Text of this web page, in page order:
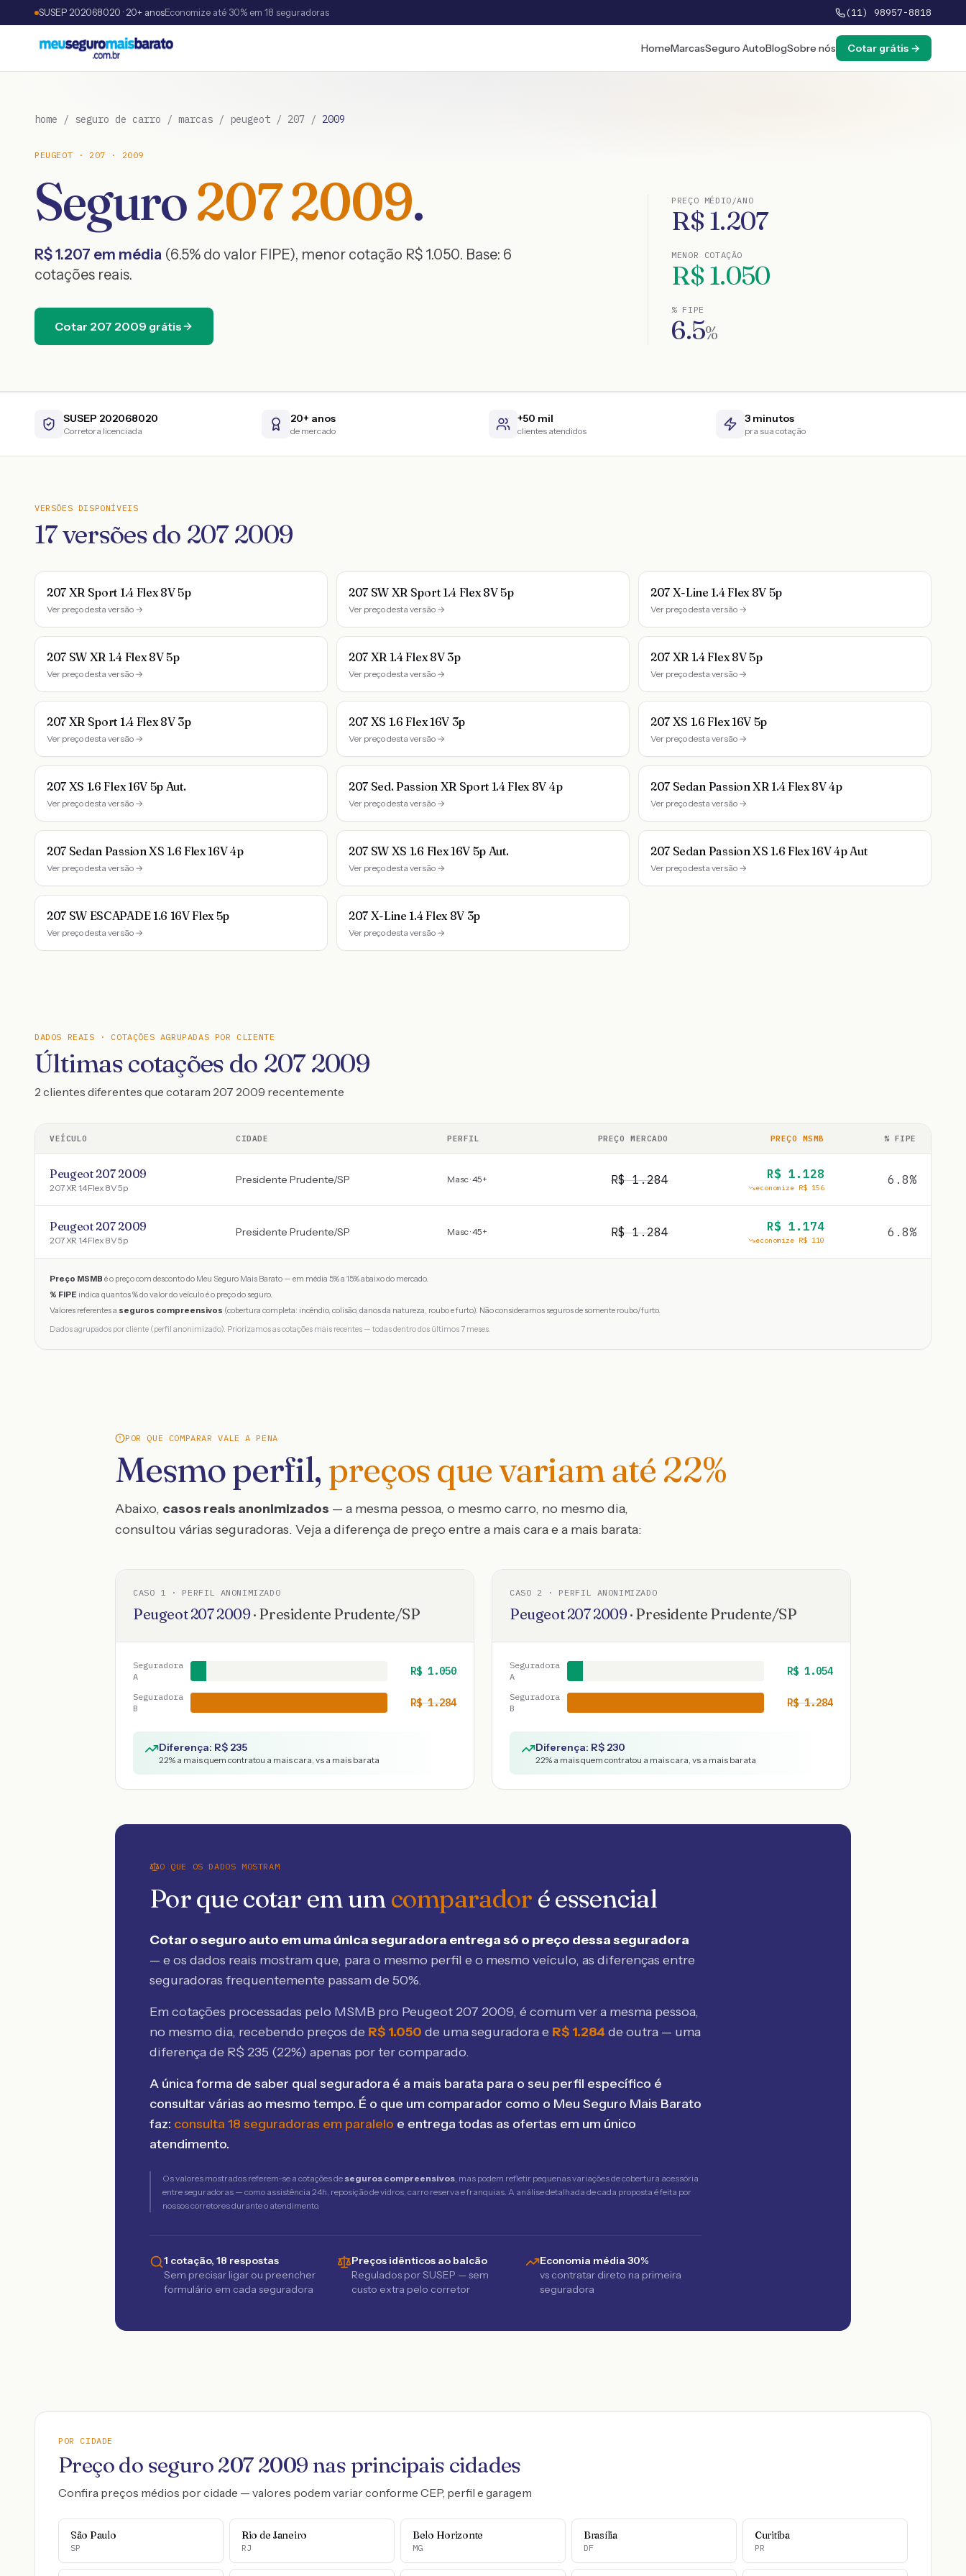
SUSEP 202068020 · 20+ anosEconomize até 30% em 18 seguradoras (11) 98957-8818
HomeMarcasSeguro AutoBlogSobre nós Cotar grátis →
home / seguro de carro / marcas / peugeot / 207 / 2009
PEUGEOT · 207 · 2009
Seguro2072009.
R$1.207 em média (6.5% do valor FIPE), menor cotação R$ 1.050. Base: 6
cotações reais.
Cotar 207 2009 grátis
PREÇO MÉDIO/ANO
R$ 1.207
MENOR COTAÇÃO
R$ 1.050
% FIPE
6.5%
SUSEP 202068020
Corretora licenciada
20+ anos
de mercado
+50 mil
clientes atendidos
3 minutos
pra sua cotação
VERSÕES DISPONÍVEIS
17versões do 207 2009
207 XR Sport 1.4 Flex 8V 5p
Ver preço desta versão →
207 SW XR Sport 1.4 Flex 8V 5p
Ver preço desta versão →
207 X-Line 1.4 Flex 8V 5p
Ver preço desta versão →
207 SW XR 1.4 Flex 8V 5p
Ver preço desta versão →
207 XR 1.4 Flex 8V 3p
Ver preço desta versão →
207 XR 1.4 Flex 8V 5p
Ver preço desta versão →
207 XR Sport 1.4 Flex 8V 3p
Ver preço desta versão →
207 XS 1.6 Flex 16V 3p
Ver preço desta versão →
207 XS 1.6 Flex 16V 5p
Ver preço desta versão →
207 XS 1.6 Flex 16V 5p Aut.
Ver preço desta versão →
207 Sed. Passion XR Sport 1.4 Flex 8V 4p
Ver preço desta versão →
207 Sedan Passion XR 1.4 Flex 8V 4p
Ver preço desta versão →
207 Sedan Passion XS 1.6 Flex 16V 4p
Ver preço desta versão →
207 SW XS 1.6 Flex 16V 5p Aut.
Ver preço desta versão →
207 Sedan Passion XS 1.6 Flex 16V 4p Aut
Ver preço desta versão →
207 SW ESCAPADE 1.6 16V Flex 5p
Ver preço desta versão →
207 X-Line 1.4 Flex 8V 3p
Ver preço desta versão →
DADOS REAIS · COTAÇÕES AGRUPADAS POR CLIENTE
Últimas cotações do 207 2009
2 clientes diferentes que cotaram 207 2009 recentemente
VEÍCULO CIDADE PERFIL PREÇO MERCADO PREÇO MSMB % FIPE
Peugeot 207 2009
207 XR 1.4 Flex 8V 5p
Presidente Prudente/SP Masc · 45+ R$1.284 R$ 1.128
economize R$ 156
6.8%
Peugeot 207 2009
207 XR 1.4 Flex 8V 5p
Presidente Prudente/SP Masc · 45+ R$1.284 R$ 1.174
economize R$ 110
6.8%
Preço MSMB é o preço com desconto do Meu Seguro Mais Barato — em média 5% a 15% abaixo do mercado.
% FIPE indica quantos % do valor do veículo é o preço do seguro.
Valores referentes a seguros compreensivos (cobertura completa: incêndio, colisão, danos da natureza, roubo e furto). Não consideramos seguros de somente roubo/furto.
Dados agrupados por cliente (perfil anonimizado). Priorizamos as cotações mais recentes — todas dentro dos últimos 7 meses.
POR QUE COMPARAR VALE A PENA
Mesmo perfil, preços que variam até 22%
Abaixo, casos reais anonimizados — a mesma pessoa, o mesmo carro, no mesmo dia,
consultou várias seguradoras. Veja a diferença de preço entre a mais cara e a mais barata:
CASO 1 · PERFIL ANONIMIZADO
Peugeot2072009· Presidente Prudente/SP
Seguradora
A
R$ 1.050
Seguradora
B
R$1.284
Diferença: R$ 235
22% a mais quem contratou a mais cara, vs a mais barata
CASO 2 · PERFIL ANONIMIZADO
Peugeot2072009· Presidente Prudente/SP
Seguradora
A
R$ 1.054
Seguradora
B
R$1.284
Diferença: R$ 230
22% a mais quem contratou a mais cara, vs a mais barata
O QUE OS DADOS MOSTRAM
Por que cotar em umcomparador é essencial
Cotar o seguro auto em uma única seguradora entrega só o preço dessa seguradora
— e os dados reais mostram que, para o mesmo perfil e o mesmo veículo, as diferenças entre
seguradoras frequentemente passam de 50%.
Em cotações processadas pelo MSMB pro Peugeot 207 2009, é comum ver a mesma pessoa,
no mesmo dia, recebendo preços de R$ 1.050 de uma seguradora e R$ 1.284 de outra — uma
diferença de R$ 235 (22%) apenas por ter comparado.
A única forma de saber qual seguradora é a mais barata para o seu perfil específico é
consultar várias ao mesmo tempo. É o que um comparador como o Meu Seguro Mais Barato
faz: consulta 18 seguradoras em paralelo e entrega todas as ofertas em um único
atendimento.
Os valores mostrados referem-se a cotações de seguros compreensivos, mas podem refletir pequenas variações de cobertura acessória
entre seguradoras — como assistência 24h, reposição de vidros, carro reserva e franquias. A análise detalhada de cada proposta é feita por
nossos corretores durante o atendimento.
1 cotação, 18 respostas
Sem precisar ligar ou preencher
formulário em cada seguradora
Preços idênticos ao balcão
Regulados por SUSEP — sem
custo extra pelo corretor
Economia média 30%
vs contratar direto na primeira
seguradora
POR CIDADE
Preço do seguro2072009 nas principais cidades
Confira preços médios por cidade — valores podem variar conforme CEP, perfil e garagem
São Paulo
SP
Rio de Janeiro
RJ
Belo Horizonte
MG
Brasília
DF
Curitiba
PR